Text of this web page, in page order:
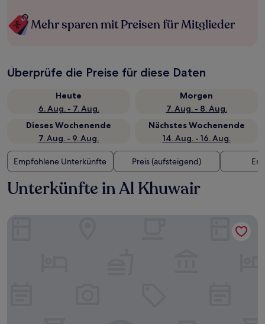
Mehr sparen mit Preisen für Mitglieder
Überprüfe die Preise für diese Daten
Heute
6. Aug. - 7. Aug.
Morgen
7. Aug. - 8. Aug.
Dieses Wochenende
7. Aug. - 9. Aug.
Nächstes Wochenende
14. Aug. - 16. Aug.
Empfohlene Unterkünfte Preis (aufsteigend)
Unterkünfte in Al Khuwair